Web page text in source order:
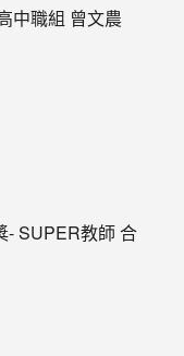
中職組 曾文農
- SUPER教師 合